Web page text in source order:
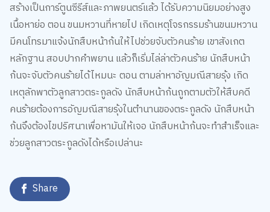
สร้างเป็นการ์ตูนซีรีส์และภาพยนตร์แล้ว ได้รับความนิยมอย่างสูง
เนื้อหาย่อ ตอน ขนมหวานที่หายไป เกิดเหตุโจรกรรมร้านขนมหวาน
มีคนโทรมาแจ้งนักสืบหน้าก้นให้ไปช่วยจับตัวคนร้าย เขาสังเกต
หลักฐาน สอบปากคำพยาน แล้วก็เริ่มไล่ล่าตัวคนร้าย นักสืบหน้า
ก้นจะจับตัวคนร้ายได้ไหมนะ ตอน ตามล่าหาอัญมณีสายรุ้ง เกิด
เหตุลักพาตัวลูกสาวตระกูลดัง นักสืบหน้าก้นถูกตามตัวให้สืบคดี
คนร้ายต้องการอัญมณีสายรุ้งในตำนานของตระกูลดัง นักสืบหน้า
ก้นจึงต้องไขปริศนาเพื่อหามันให้เจอ นักสืบหน้าก้นจะทำสำเร็จและ
ช่วยลูกสาวตระกูลดังได้หรือเปล่านะ
Share